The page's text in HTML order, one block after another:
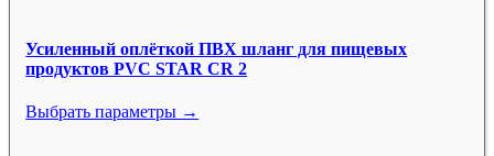
Усиленный оплёткой ПВХ шланг для пищевых
продуктов PVC STAR CR 2
Выбрать параметры →